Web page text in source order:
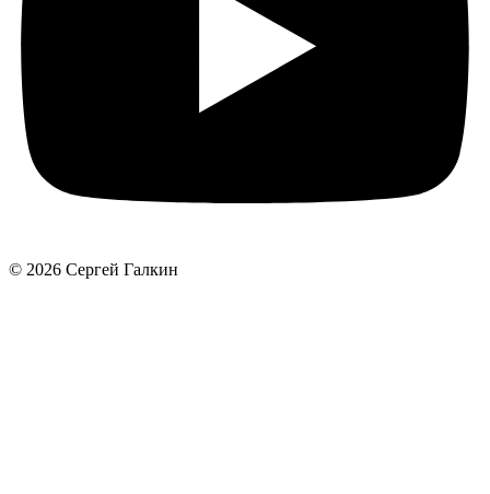
© 2026 Сергей Галкин